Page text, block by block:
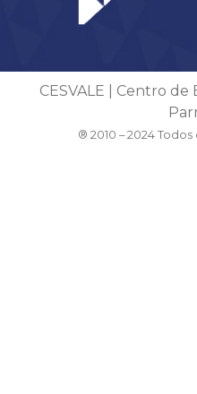
CESVALE | Centro
® 2010 – 2024